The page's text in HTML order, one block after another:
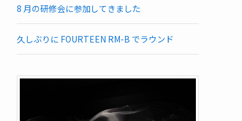
8 月の研修会に参加してきました
久しぶりに FOURTEEN RM-B でラウンド